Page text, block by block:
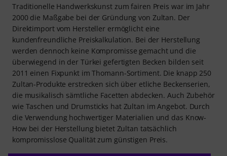
Traditionelle Handwerkskunst zum fairen Preis war im Jahr
2000 die Maßgabe bei der Gründung von Zultan. Der
Direktimport vom Hersteller ermöglicht eine
kundenfreundliche Preiskalkulation. Bei der Herstellung
werden dennoch keine Kompromisse gemacht und die
überwiegend in der Türkei gefertigten Becken bilden seit
2011 einen Fixpunkt im Thomann-Sortiment. Die knapp 250
Zultan-Produkte erstrecken sich über etliche Beckenserien,
die musikalisch sämtliche Facetten abdecken. Auch Zubehör
wie Taschen und Drumsticks hat Zultan im Angebot. Durch
die Verwendung hochwertiger Materialien und das Know-
How bei der Herstellung bietet Zultan tatsächlich
kompromisslose Qualität zum günstigen Preis.